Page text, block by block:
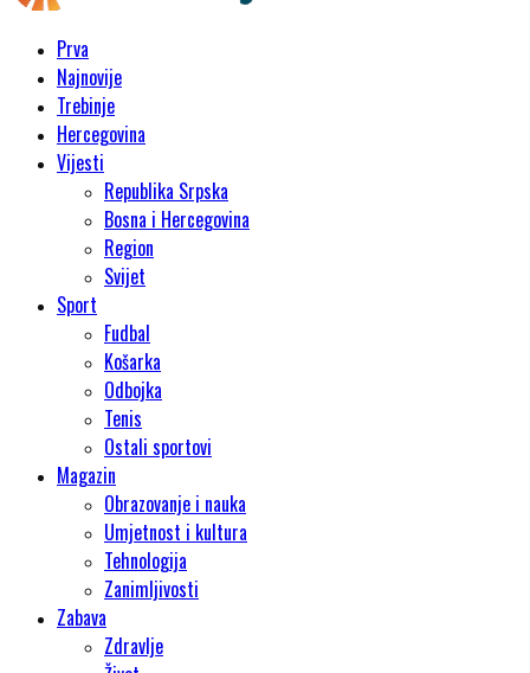
Prva
Najnovije
Trebinje
Hercegovina
Vijesti
Republika Srpska
Bosna i Hercegovina
Region
Svijet
Sport
Fudbal
Košarka
Odbojka
Tenis
Ostali sportovi
Magazin
Obrazovanje i nauka
Umjetnost i kultura
Tehnologija
Zanimljivosti
Zabava
Zdravlje